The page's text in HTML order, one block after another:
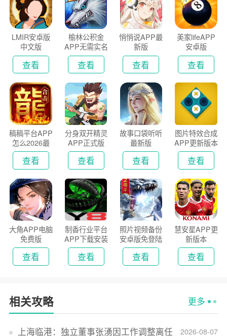
LMIR安卓版
中文版
查看
榆林公积金
APP无需实名
认证版
查看
悄悄说APP最
新版
查看
美家lifeAPP
安卓版
查看
稿稿平台APP
怎么2026最
新版
查看
分身双开精灵
APP正式版
查看
故事口袋听听
最新版
查看
图片特效合成
APP更新版本
2026
查看
大角APP电脑
免费版
查看
制香行业平台
APP下载安装
2026
查看
照片视频备份
安卓版免登陆
版
查看
慧安星APP更
新版本
查看
相关攻略 更多
2026-08-07
上海临港：独立董事张湧因工作调整离任